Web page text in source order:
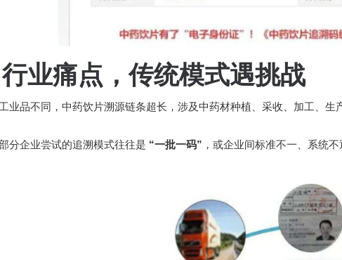
业痛点，传统模式遇挑战
业品不同，中药饮片溯源链条超长，涉及中药材种植、采收、加工、生
分企业尝试的追溯模式往往是 “一批一码” ，或企业间标准不一、系统